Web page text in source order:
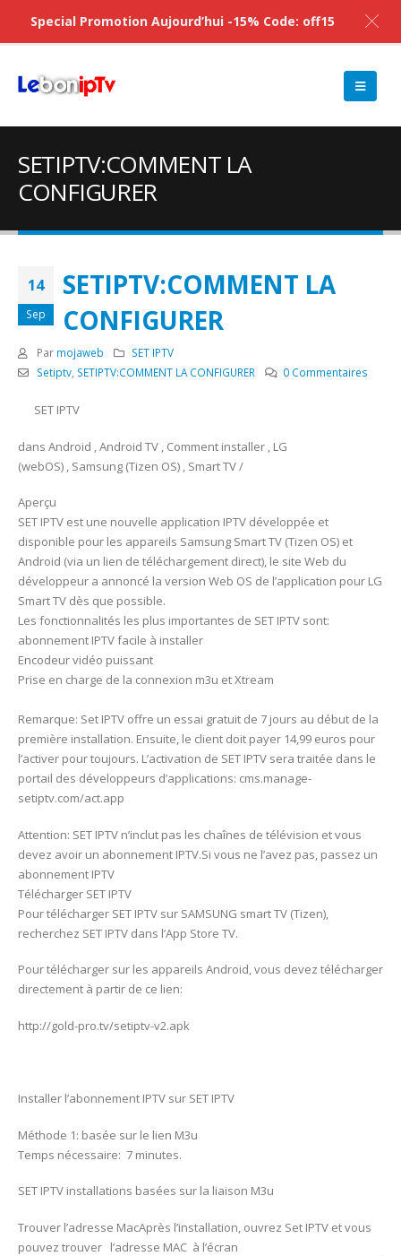
SETIPTV:COMMENT LA
CONFIGURER
14
Sep
SETIPTV:COMMENT LA
CONFIGURER
Par mojaweb
SET IPTV
Setiptv, SETIPTV:COMMENT LA CONFIGURER 0 Commentaires
SET IPTV
dans Android , Android TV , Comment installer , LG
(webOS) , Samsung (Tizen OS) , Smart TV /
Aperçu
SET IPTV est une nouvelle application IPTV développée et
disponible pour les appareils Samsung Smart TV (Tizen OS) et
Android (via un lien de téléchargement direct), le site Web du
développeur a annoncé la version Web OS de l’application pour LG
Smart TV dès que possible.
Les fonctionnalités les plus importantes de SET IPTV sont:
abonnement IPTV facile à installer
Encodeur vidéo puissant
Prise en charge de la connexion m3u et Xtream
Remarque: Set IPTV offre un essai gratuit de 7 jours au début de la
première installation. Ensuite, le client doit payer 14,99 euros pour
l’activer pour toujours. L’activation de SET IPTV sera traitée dans le
portail des développeurs d’applications: cms.manage-
setiptv.com/act.app
Attention: SET IPTV n’inclut pas les chaînes de télévision et vous
devez avoir un abonnement IPTV.Si vous ne l’avez pas, passez un
abonnement IPTV
Télécharger SET IPTV
Pour télécharger SET IPTV sur SAMSUNG smart TV (Tizen),
recherchez SET IPTV dans l’App Store TV.
Pour télécharger sur les appareils Android, vous devez télécharger
directement à partir de ce lien:
http://gold-pro.tv/setiptv-v2.apk
Installer l’abonnement IPTV sur SET IPTV
Méthode 1: basée sur le lien M3u
Temps nécessaire: 7 minutes.
SET IPTV installations basées sur la liaison M3u
Trouver l’adresse MacAprès l’installation, ouvrez Set IPTV et vous
pouvez trouver l’adresse MAC à l’écran
Special Promotion Aujourd’hui -15% Code: off15